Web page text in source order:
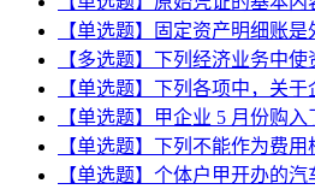
【单选题】固定资产明细账是
【多选题】下列经济业务中
【单选题】下列各项中，关
【单选题】甲企业 5 月份购
【单选题】下列不能作为费用
【单选题】个体户甲开办的